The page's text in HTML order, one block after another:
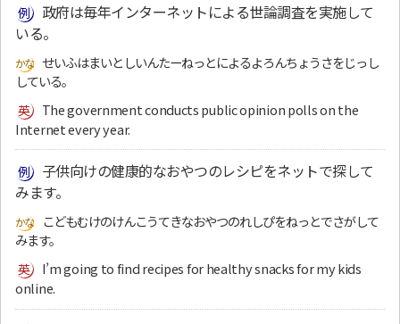
政府は毎年インターネットによる世論調査を実施して
いる。
せいふはまいとしいんたーねっとによるよろんちょうさをじっし
している。
The government conducts public opinion polls on the
Internet every year.
子供向けの健康的なおやつのレシピをネットで探して
みます。
こどもむけのけんこうてきなおやつのれしぴをねっとでさがして
みます。
I’m going to find recipes for healthy snacks for my kids
online.